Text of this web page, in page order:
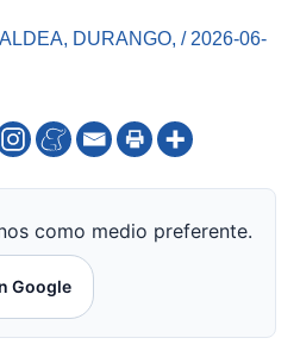
, DURANGO, / 2026-06-
como medio preferente.
Google